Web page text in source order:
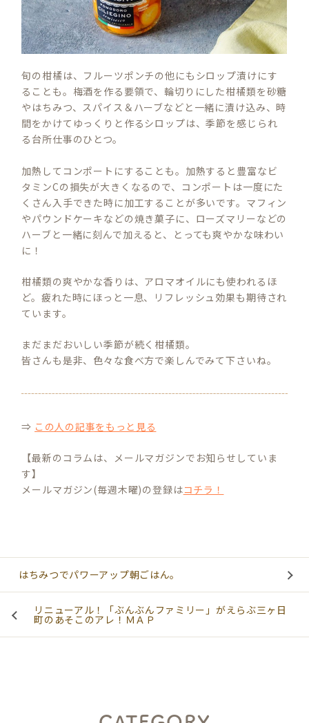
旬の柑橘は、フルーツポンチの他にもシロップ漬けにす
ることも。梅酒を作る要領で、輪切りにした柑橘類を砂糖
やはちみつ、スパイス＆ハーブなどと一緒に漬け込み、時
間をかけてゆっくりと作るシロップは、季節を感じられ
る台所仕事のひとつ。
加熱してコンポートにすることも。加熱すると豊富なビ
タミンCの損失が大きくなるので、コンポートは一度にた
くさん入手できた時に加工することが多いです。マフィン
やパウンドケーキなどの焼き菓子に、ローズマリーなどの
ハーブと一緒に刻んで加えると、とっても爽やかな味わい
に！
柑橘類の爽やかな香りは、アロマオイルにも使われるほ
ど。疲れた時にほっと一息、リフレッシュ効果も期待され
ています。
まだまだおいしい季節が続く柑橘類。
皆さんも是非、色々な食べ方で楽しんでみて下さいね。
⇒ この人の記事をもっと見る
【最新のコラムは、メールマガジンでお知らせしていま
す】
メールマガジン(毎週木曜)の登録はコチラ！
はちみつでパワーアップ朝ごはん。
リニューアル！「ぶんぶんファミリー」がえらぶ三ヶ日
町のあそこのアレ！ＭＡＰ